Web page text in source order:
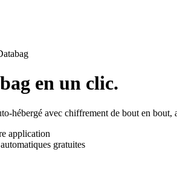
en un clic.
hébergé avec chiffrement de bout en
application
gratuites